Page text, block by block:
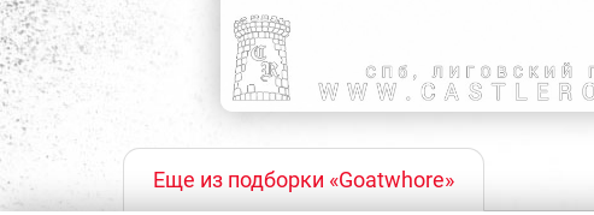
Еще из подборки «Goatwhore»